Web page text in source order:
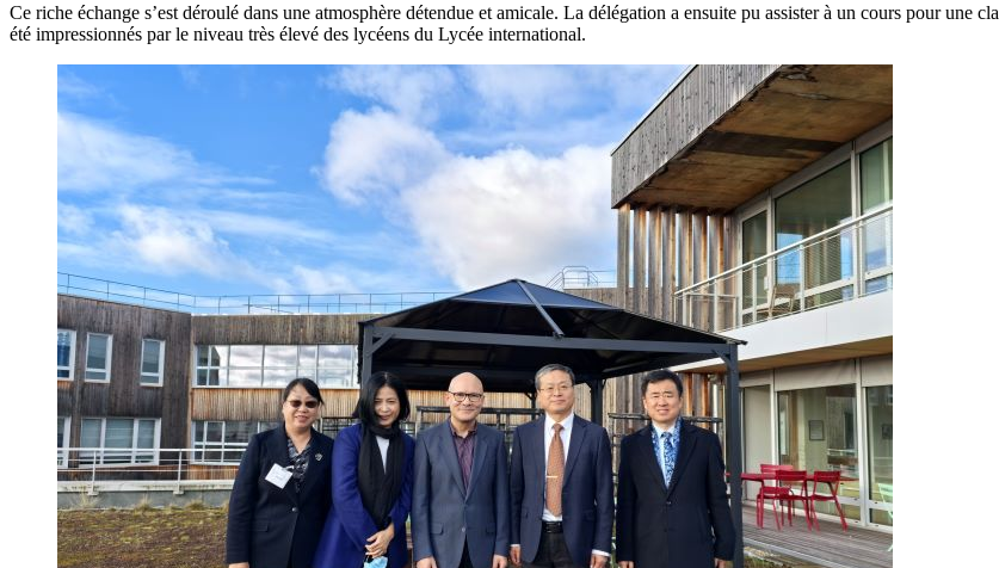
Ce riche échange s’est déroulé dans une atmosphère détendue et amicale. La délégation a ensuite pu assister à un cours pour une
été impressionnés par le niveau très élevé des lycéens du Lycée international.